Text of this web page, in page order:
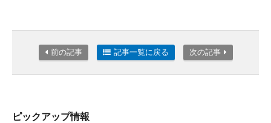
前の記事 記事一覧に戻る 次の記事
ピックアップ情報